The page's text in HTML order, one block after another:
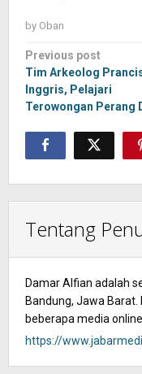
by Oban
Post
navigation
Previous post
Tim Arkeolog
Inggris, Pelajari
Terowongan Perang
Tentang
Damar Alfian adalah
Bandung, Jawa
beberapa media online.
https://